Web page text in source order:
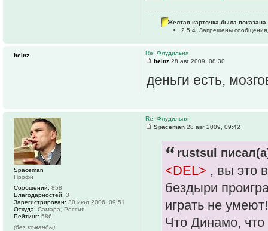
Желтая карточка была показана
2.5.4. Запрещены
Re: Флудильня
heinz 28 авг 2009, 08:30
деньги есть,
heinz
Re: Флудильня
Spaceman 28 авг 2009, 09:42
rustsul
<DEL> , вы это
бездыри
играть не умеют!
Что Динамо,
Spaceman
Профи
Сообщений: 858
Благодарностей: 3
Зарегистрирован: 30 июл 2006, 09:51
Откуда: Самара, Россия
Рейтинг: 586
(без команды)